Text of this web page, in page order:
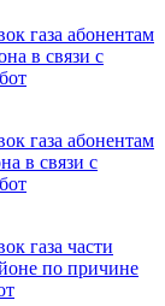
газа абонентам
в связи с
газа абонентам
в связи с
газа части
по причине